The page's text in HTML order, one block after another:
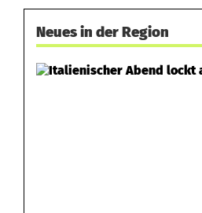
g
Neues in der Region